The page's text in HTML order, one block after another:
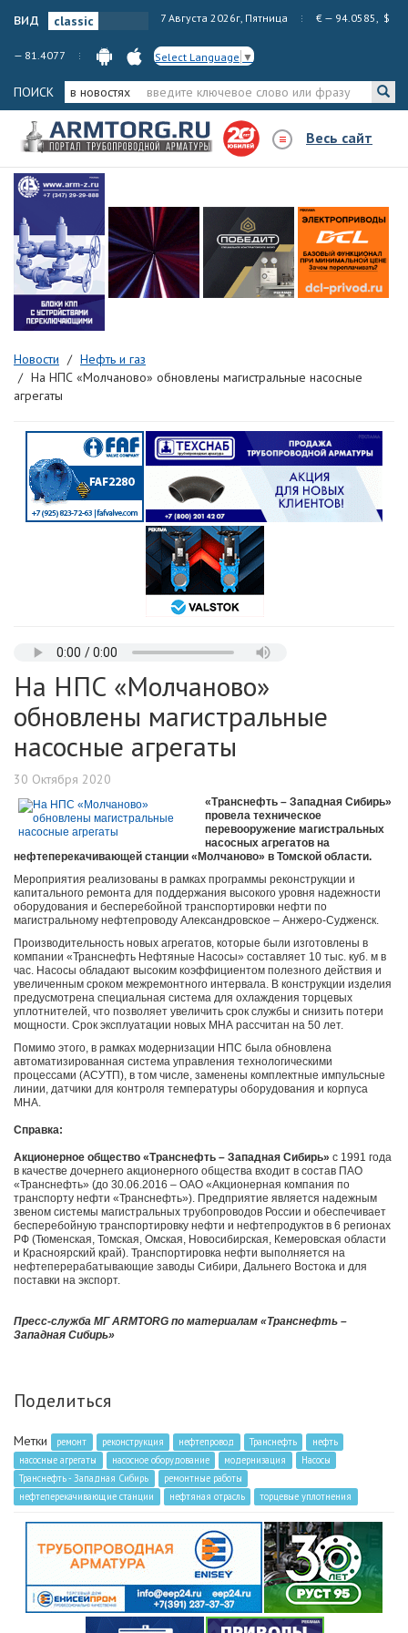
вид 7 Августа 2026г, Пятница € — 94.0585, $
— 81.4077 Select Language ▼
ПОИСК в новостях
Весь сайт
Новости
Нефть и газ
На НПС «Молчаново» обновлены магистральные насосные
агрегаты
На НПС «Молчаново»
обновлены магистральные
насосные агрегаты
30 Октября 2020
«Транснефть – Западная Сибирь»
провела техническое
перевооружение магистральных
насосных агрегатов на
нефтеперекачивающей станции «Молчаново» в Томской области.
Мероприятия реализованы в рамках программы реконструкции и
капитального ремонта для поддержания высокого уровня надежности
оборудования и бесперебойной транспортировки нефти по
магистральному нефтепроводу Александровское – Анжеро-Судженск.
Производительность новых агрегатов, которые были изготовлены в
компании «Транснефть Нефтяные Насосы» составляет 10 тыс. куб. м в
час. Насосы обладают высоким коэффициентом полезного действия и
увеличенным сроком межремонтного интервала. В конструкции изделия
предусмотрена специальная система для охлаждения торцевых
уплотнителей, что позволяет увеличить срок службы и снизить потери
мощности. Срок эксплуатации новых МНА рассчитан на 50 лет.
Помимо этого, в рамках модернизации НПС была обновлена
автоматизированная система управления технологическими
процессами (АСУТП), в том числе, заменены комплектные импульсные
линии, датчики для контроля температуры оборудования и корпуса
МНА.
Справка:
Акционерное общество «Транснефть – Западная Сибирь» с 1991 года
в качестве дочернего акционерного общества входит в состав ПАО
«Транснефть» (до 30.06.2016 – ОАО «Акционерная компания по
транспорту нефти «Транснефть»). Предприятие является надежным
звеном системы магистральных трубопроводов России и обеспечивает
бесперебойную транспортировку нефти и нефтепродуктов в 6 регионах
РФ (Тюменская, Томская, Омская, Новосибирская, Кемеровская области
и Красноярский край). Транспортировка нефти выполняется на
нефтеперерабатывающие заводы Сибири, Дальнего Востока и для
поставки на экспорт.
Пресс-служба МГ ARMTORG по материалам «Транснефть –
Западная Сибирь»
Поделиться
Метки ремонт реконструкция нефтепровод Транснефть
нефть
насосные агрегаты
насосное оборудование модернизация
Насосы
Транснефть - Западная Сибирь
ремонтные работы
нефтеперекачивающие станции
нефтяная отрасль торцевые уплотнения